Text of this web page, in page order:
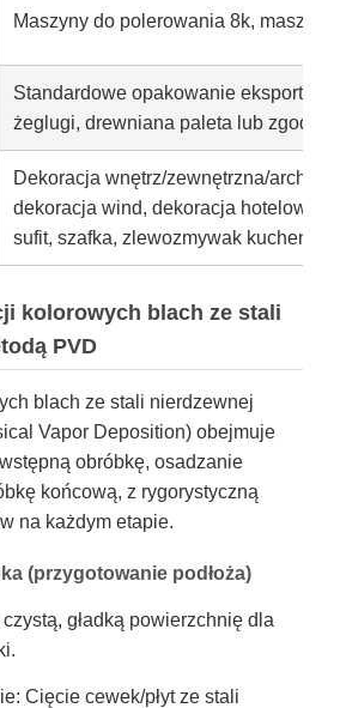
Maszyny do polerowania 8k,
Standardowe opakowanie
żeglugi, drewniana paleta lub
Dekoracja wnętrz/zewnętrzna/
dekoracja wind, dekoracja hotelowa,
sufit, szafka, zlewozmywak
kolorowych blach ze stali
PVD
blach ze stali nierdzewnej
Vapor Deposition) obejmuje
obróbkę, osadzanie
końcową, z rygorystyczną
na każdym etapie.
(przygotowanie podłoża)
gładką powierzchnię dla
Cięcie cewek/płyt ze stali